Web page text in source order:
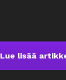
Lue lisää